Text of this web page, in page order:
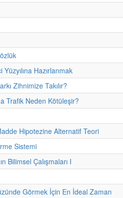
Hazırlanmak
Zihnimize Takılır?
Trafik Neden Kötüleşir?
Hipotezine Alternatif Teori
Sistemi
Bilimsel Çalışmaları I
Görmek İçin En İdeal Zaman